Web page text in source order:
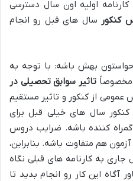
اولیه اون سال دسترسی
کنکور سال های قبل رو انجام
بهش باشه: با توجه به
مخصوصاً تاثیر سوابق تحصیلی در
از کنکور و تاثیر مستقیم
سال های خیلی قبل برای
کننده باشه. ضرایب دروس
هم متفاوت باشه. بنابراین،
جاری به کارنامه های قبلی نگاه
آگاه این کار رو انجام بدید تا